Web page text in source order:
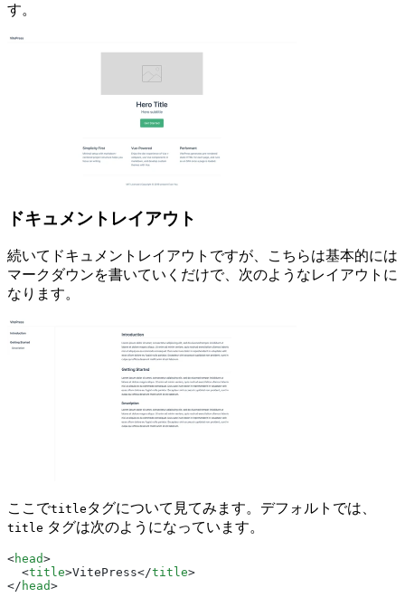
す。
ドキュメントレイアウト
続いてドキュメントレイアウトですが、こちらは基本的には
マークダウンを書いていくだけで、次のようなレイアウトに
なります。
ここでtitle タグについて見てみます。デフォルトでは、
title タグは次のようになっています。
<head>
  <
title>VitePress</title>
</ head>